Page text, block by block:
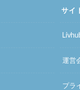
サイ
運営
プラ